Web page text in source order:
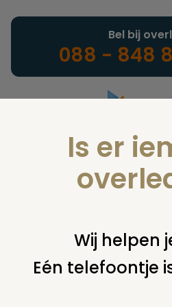
Landelijke
Bel bij
088 - 848
U bent hier: home nieuws &
Is er
Wij helpen
Eén telefoontje